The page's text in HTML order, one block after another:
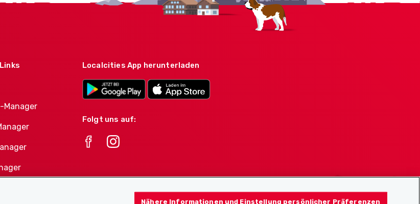
Manager
Localcities App herunterladen
Folgt uns auf:
Nähere Informationen und Einstellung persönlicher Präferenzen